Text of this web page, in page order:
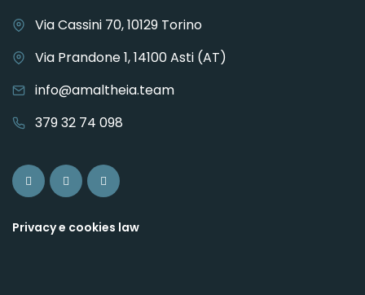
Via Cassini 70, 10129 Torino
Via Prandone 1, 14100 Asti (AT)
info@amaltheia.team
379 32 74 098
Privacy e cookies law